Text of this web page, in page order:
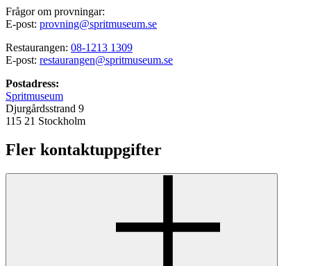
Frågor om provningar:
E-post: provning@spritmuseum.se
Restaurangen: 08-1213 1309
E-post: restaurangen@spritmuseum.se
Postadress:
Spritmuseum
Djurgårdsstrand 9
115 21 Stockholm
Fler kontaktuppgifter